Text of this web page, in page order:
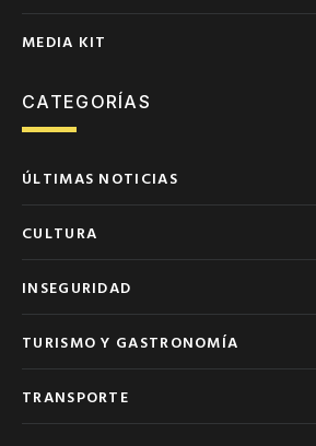
MEDIA KIT
CATEGORÍAS
ÚLTIMAS NOTICIAS
CULTURA
INSEGURIDAD
TURISMO Y GASTRONOMÍA
TRANSPORTE